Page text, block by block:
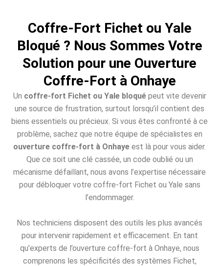
Coffre-Fort Fichet ou Yale
Bloqué ? Nous Sommes Votre
Solution pour une Ouverture
Coffre-Fort à Onhaye
Un coffre-fort Fichet ou Yale bloquépeut vite devenir
une source de frustration, surtout lorsqu’il contient des
biens essentiels ou précieux. Si vous êtes confronté à ce
problème, sachez que notre équipe de spécialistes en
ouverture coffre-fort à Onhaye est là pour vous aider.
Que ce soit une clé cassée, un code oublié ou un
mécanisme défaillant, nous avons l’expertise nécessaire
pour débloquer votre coffre-fort Fichet ou Yale sans
l’endommager.
Nos techniciens disposent des outils les plus avancés
pour intervenir rapidement et efficacement. En tant
qu’experts de l’ouverture coffre-fort à Onhaye, nous
comprenons les spécificités des systèmes Fichet,